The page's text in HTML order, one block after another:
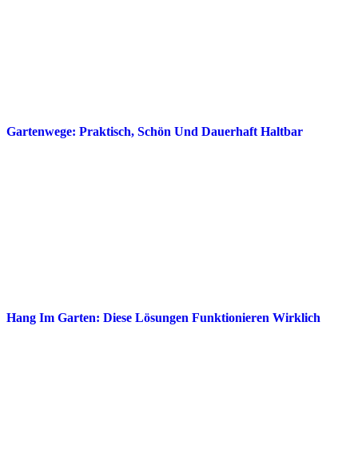
Gartenwege: Praktisch, Schön Und Dauerhaft Haltbar
Hang Im Garten: Diese Lösungen Funktionieren Wirklich